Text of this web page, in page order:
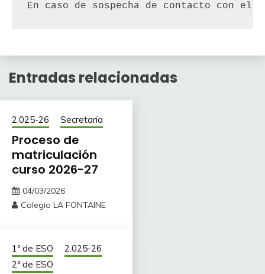
En caso de sospecha de contacto con
Entradas relacionadas
2.025-26 Secretaría
Proceso de
matriculación
curso 2026-27
04/03/2026
Colegio LA FONTAINE
1º de ESO
2.025-26
2º de ESO